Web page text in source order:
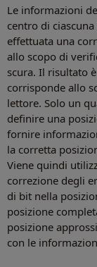
Le informazioni
centro di
effettuata una
allo scopo di
scura. Il risultato
corrisponde allo
lettore. Solo un
definire una
fornire
la corretta
Viene quindi
correzione degli
di bit nella
posizione
posizione
con le